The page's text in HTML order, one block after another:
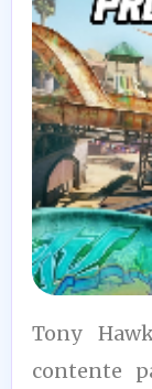
9
/10
Tony
contente